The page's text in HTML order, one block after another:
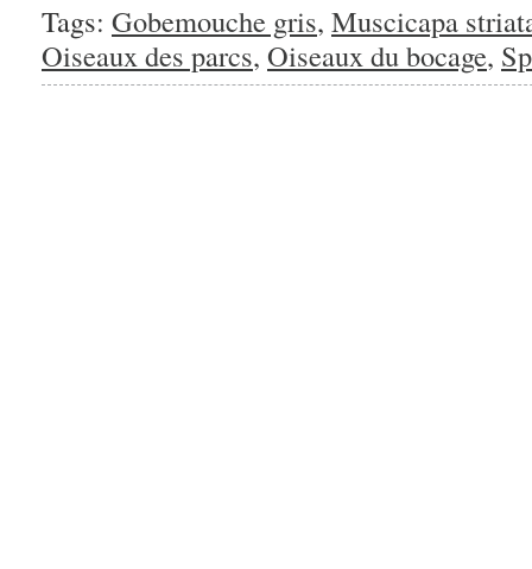
Tags: Gobemouche gris, Muscicapa
Oiseaux des parcs, Oiseaux du bocage,